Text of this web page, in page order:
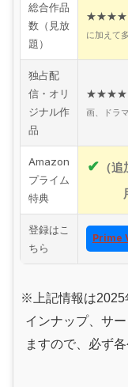
総合作品
数（見放
題）
に加えて
独占配
信・オリ
ジナル作
品
画、ドラ
Amazon
プライム
特典
✔ （
登録はこ
ちら
Prime
※上記情報は2025
インナップ、サ
ますので、必ず